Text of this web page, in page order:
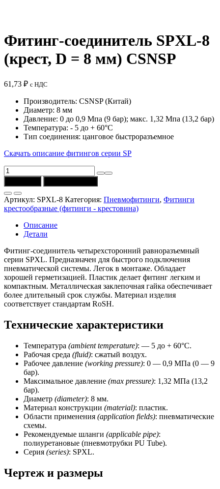
Фитинг-соединитель SPXL-8
(крест, D = 8 мм) CSNSP
61,73 ₽ с НДС
Производитель: CSNSP (Китай)
Диаметр: 8 мм
Давление: 0 до 0,9 Мпа (9 бар); макс. 1,32 Мпа (13,2 бар)
Температура: - 5 до + 60°C
Тип соединения: цанговое быстроразъемное
Скачать описание фитингов серии SP
Количество
товара
Фитинг-
соединитель
SPXL-
8
(крест,
8
мм)
CSNSP
Артикул: SPXL-8 Категория: Пневмофитинги, Фитинги
крестообразные (фитинги - крестовина)
Описание
Детали
Фитинг-соединитель четырехсторонний равноразъемный
серии SPXL. Предназначен для быстрого подключения
пневматической системы. Легок в монтаже. Обладает
хорошей герметизацией. Пластик делает фитинг легким и
компактным. Металлическая заклепочная гайка обеспечивает
более длительный срок службы. Материал изделия
соответствует стандартам RoSH.
Технические характеристики
Температура (ambient temperature): — 5 до + 60°C.
Рабочая среда (fluid): сжатый воздух.
Рабочее давление (working pressure): 0 — 0,9 МПа (0 — 9
бар).
Максимальное давление (max pressure): 1,32 МПа (13,2
бар).
Диаметр (diameter): 8 мм.
Материал конструкции (material): пластик.
Области применения (application fields): пневматические
схемы.
Рекомендуемые шланги (applicable pipe):
полиуретановые (пневмотрубки PU Tube).
Серия (series): SPXL.
Чертеж и размеры